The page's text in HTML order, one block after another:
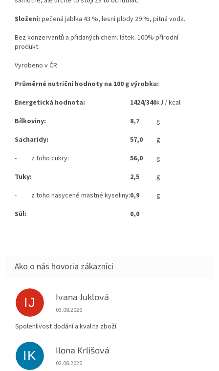
Složení: pečená jablka 43 %, lesní plody 29 %, pitná voda.
Bez konzervantů a přidaných chem. látek. 100% přírodní
produkt.
Vyrobeno v ČR.
Průměrné nutriční hodnoty na 100 g výrobku:
Energetická hodnota:
1424/340kJ / kcal
Bílkoviny:
8,7
g
Sacharidy:
57,0
g
- z toho cukry:
56,0
g
Tuky:
2,5
g
- z toho nasycené mastné kyseliny:0,9
g
Sůl:
0,0
IJ Ivana Juklová
Hodnotenie obchodu je 5 z 5 hviezdičiek.
03.08.2026
Spolehlivost dodání a kvalita zboží.
IK Ilona Krlišová
Hodnotenie obchodu je 5 z 5 hviezdičiek.
02.08.2026